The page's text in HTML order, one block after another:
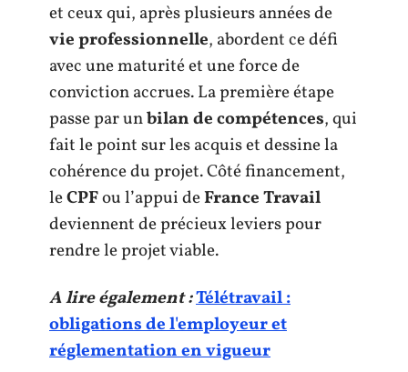
et ceux qui, après plusieurs années de
vie professionnelle, abordent ce défi
avec une maturité et une force de
conviction accrues. La première étape
passe par unbilan de compétences, qui
fait le point sur les acquis et dessine la
cohérence du projet. Côté financement,
leCPFou l’appui deFrance Travail
deviennent de précieux leviers pour
rendre le projet viable.
A lire également :Télétravail :
obligations de l'employeur et
réglementation en vigueur